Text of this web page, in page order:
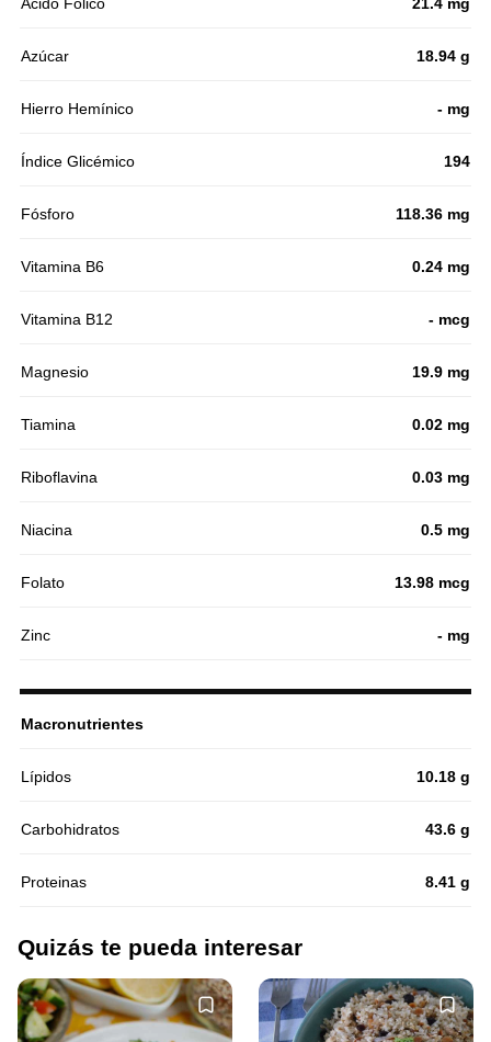
Azúcar 18.94 g
Hierro Hemínico - mg
Índice Glicémico 194
Fósforo 118.36 mg
Vitamina B6 0.24 mg
Vitamina B12 - mcg
Magnesio 19.9 mg
Tiamina 0.02 mg
Riboflavina 0.03 mg
Niacina 0.5 mg
Folato 13.98 mcg
Zinc - mg
Macronutrientes
Lípidos 10.18 g
Carbohidratos 43.6 g
Proteinas 8.41 g
Quizás te pueda interesar